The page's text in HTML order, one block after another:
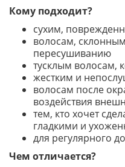
Кому подходит?
сухим,
волосам,
пересушиванию
тусклым волосам,
жестким и
волосам после
воздействия
тем, кто хочет
гладкими и
для регулярного
Чем отличается?